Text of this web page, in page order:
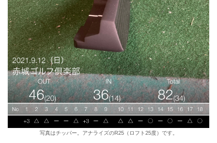
写真はチッパー。アナライズのR25（ロフト25度）です。